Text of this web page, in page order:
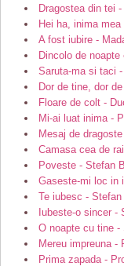
Dragostea din tei
Hei ha, inima mea
A fost iubire -
Dincolo de
Saruta-ma si taci
Dor de tine, dor
Floare de colt -
Mi-ai luat inima -
Mesaj de
Camasa cea de
Poveste - Stefan
Gaseste-mi loc in
Te iubesc -
Iubeste-o sincer -
O noapte cu tine -
Mereu impreuna -
Prima zapada -